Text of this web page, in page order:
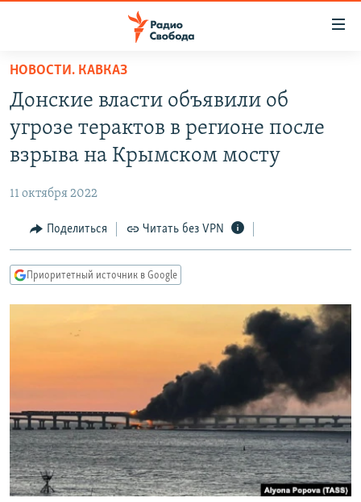
упрощенного
доступа
основному
Вернутся
Вернутся
ПОДКАСТЫ
АВТОРСКИЕ ПРОЕКТЫ
МНЕНИЯ
КУЛЬТУРА
КАВКАЗ.РЕАЛИИ
ПОДПИШИТЕСЬ НА РАССЫЛКУ
СОЦИАЛЬНЫЕ СЕТИ
НОВОСТИ. КАВКАЗ
Донские власти объявили об
угрозе терактов в регионе после
взрыва на Крымском мосту
11 октября 2022
Поделиться Читать без VPN
Приоритетный источник в Google